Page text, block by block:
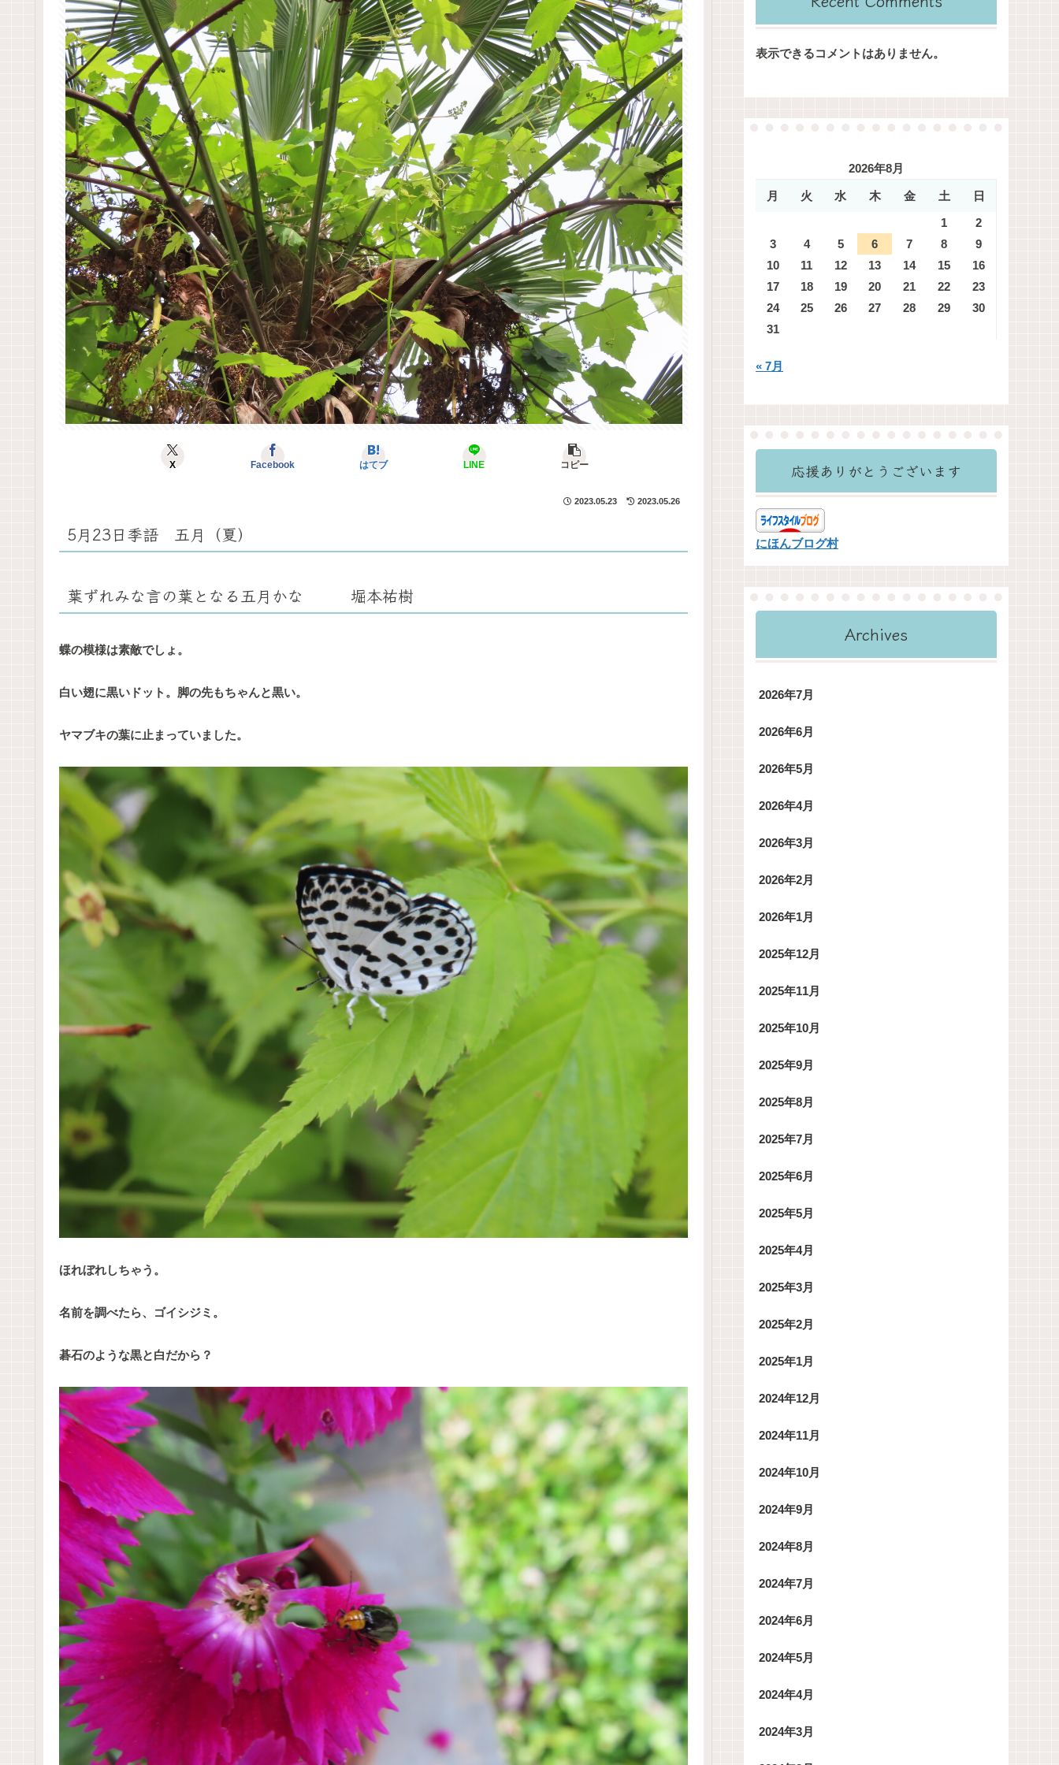
X Facebook はてブ LINE コピー
2023.05.23 2023.05.26
5月23日季語 五月（夏）
葉ずれみな言の葉となる五月かな 堀本祐樹
蝶の模様は素敵でしょ。
白い翅に黒いドット。脚の先もちゃんと黒い。
ヤマブキの葉に止まっていました。
ほれぼれしちゃう。
名前を調べたら、ゴイシジミ。
碁石のような黒と白だから？
表示できるコメントはありません。
2026年8月
月 火 水 木 金 土
日
1
2
3
4 5 6 7 8
9
10
11 12 13 14 15
16
17
18 19 20 21 22
23
24
25 26 27 28 29
30
31
« 7月
応援ありがとうございます
にほんブログ村
Archives
2026年7月
2026年6月
2026年5月
2026年4月
2026年3月
2026年2月
2026年1月
2025年12月
2025年11月
2025年10月
2025年9月
2025年8月
2025年7月
2025年6月
2025年5月
2025年4月
2025年3月
2025年2月
2025年1月
2024年12月
2024年11月
2024年10月
2024年9月
2024年8月
2024年7月
2024年6月
2024年5月
2024年4月
2024年3月